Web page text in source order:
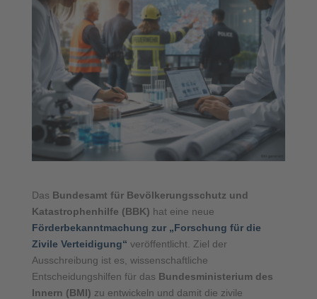
Das Bundesamt für Bevölkerungsschutz und
Katastrophenhilfe (BBK) hat eine neue
Förderbekanntmachung zur „Forschung für die
Zivile Verteidigung“ veröffentlicht. Ziel der
Ausschreibung ist es, wissenschaftliche
Entscheidungshilfen für das Bundesministerium des
Innern (BMI) zu entwickeln und damit die zivile